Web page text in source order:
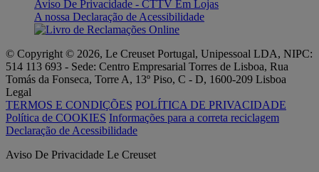
Aviso De Privacidade - CTTV Em Lojas
A nossa Declaração de Acessibilidade
© Copyright © 2026, Le Creuset Portugal, Unipessoal LDA, NIPC:
514 113 693 - Sede: Centro Empresarial Torres de Lisboa, Rua
Tomás da Fonseca, Torre A, 13º Piso, C - D, 1600-209 Lisboa
Legal
TERMOS E CONDIÇÕES POLÍTICA DE PRIVACIDADE
Política de COOKIES Informações para a correta reciclagem
Declaração de Acessibilidade
Aviso De Privacidade Le Creuset